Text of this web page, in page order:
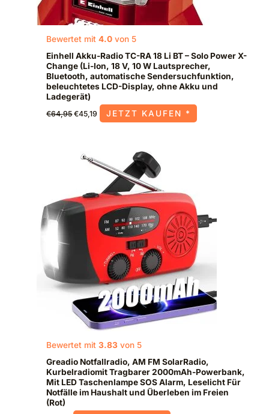
Bewertet mit4.0 von 5
Einhell Akku-Radio TC-RA 18 Li BT – Solo Power X-
Change (Li-Ion, 18 V, 10 W Lautsprecher,
Bluetooth, automatische Sendersuchfunktion,
beleuchtetes LCD-Display, ohne Akku und
Ladegerät)
€64,95 €45,19 JETZT KAUFEN *
Bewertet mit3.83 von 5
Greadio Notfallradio, AM FM SolarRadio,
Kurbelradiomit Tragbarer 2000mAh-Powerbank,
Mit LED Taschenlampe SOS Alarm, Leselicht Für
Notfälle im Haushalt und Überleben im Freien
(Rot)